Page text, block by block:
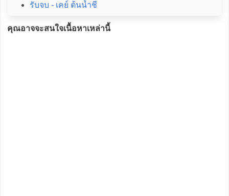
รับจบ - เคย์ ต้นน้ำชี
คุณอาจจะสนใจเนื้อหาเหล่านี้